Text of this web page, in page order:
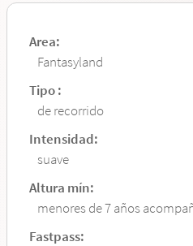
Area:
Fantasyland
Tipo :
de recorrido
Intensidad:
suave
Altura mín:
menores de 7 años
Fastpass: